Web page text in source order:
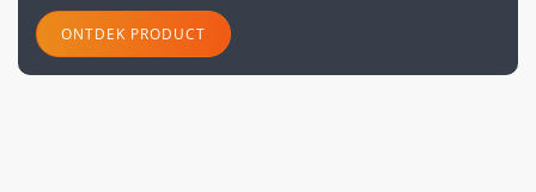
ONTDEK PRODUCT